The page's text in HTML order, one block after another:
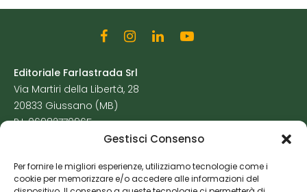
Gestisci Consenso
Per fornire le migliori esperienze, utilizziamo tecnologie come i
cookie per memorizzare e/o accedere alle informazioni del
Editoriale Farlastrada Srl
Via Martiri della Libertà, 28
20833 Giussano (MB)
P.I. 06982770965
Cookie Policy
Risorse Aggiuntive